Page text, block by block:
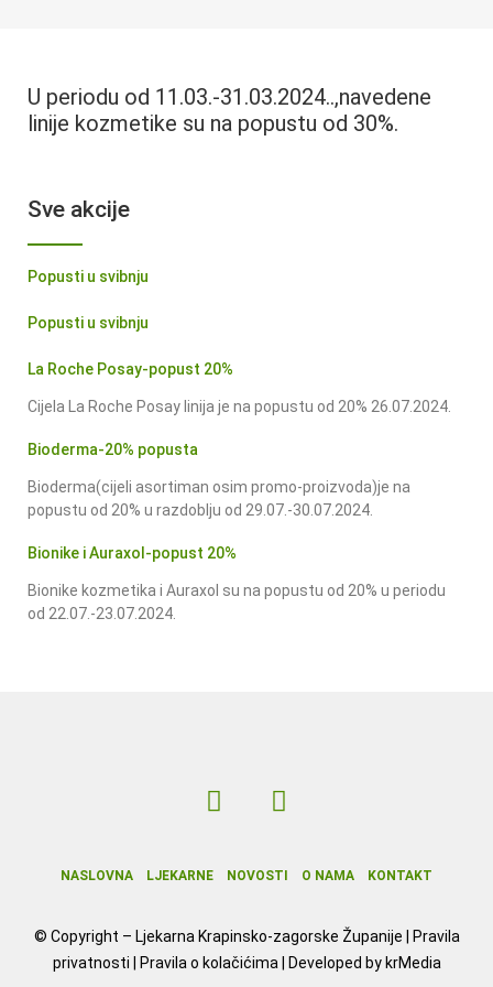
U periodu od 11.03.-31.03.2024..,navedene
linije kozmetike su na popustu od 30%.
Sve akcije
Popusti u svibnju
Popusti u svibnju
La Roche Posay-popust 20%
Cijela La Roche Posay linija je na popustu od 20% 26.07.2024.
Bioderma-20% popusta
Bioderma(cijeli asortiman osim promo-proizvoda)je na
popustu od 20% u razdoblju od 29.07.-30.07.2024.
Bionike i Auraxol-popust 20%
Bionike kozmetika i Auraxol su na popustu od 20% u periodu
od 22.07.-23.07.2024.
NASLOVNA LJEKARNE NOVOSTI O NAMA KONTAKT
© Copyright – Ljekarna Krapinsko-zagorske Županije
Pravila
privatnosti
Pravila o kolačićima | Developed by krMedia